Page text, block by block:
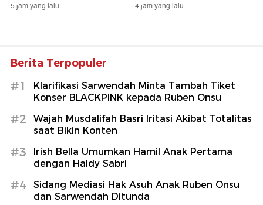
5 jam yang lalu 4 jam yang lalu
Berita Terpopuler
#1
Klarifikasi Sarwendah Minta Tambah Tiket
Konser BLACKPINK kepada Ruben Onsu
#2
Wajah Musdalifah Basri Iritasi Akibat Totalitas
saat Bikin Konten
#3
Irish Bella Umumkan Hamil Anak Pertama
dengan Haldy Sabri
#4
Sidang Mediasi Hak Asuh Anak Ruben Onsu
dan Sarwendah Ditunda